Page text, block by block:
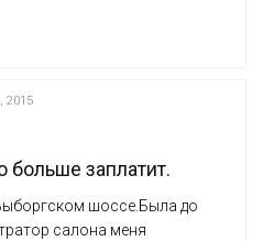
2015
больше заплатит.
шоссе.Была до
салона меня